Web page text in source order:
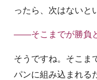
ったら、次はないと
――そこまでが勝負
そうですね。そこま
パンに組み込まれる